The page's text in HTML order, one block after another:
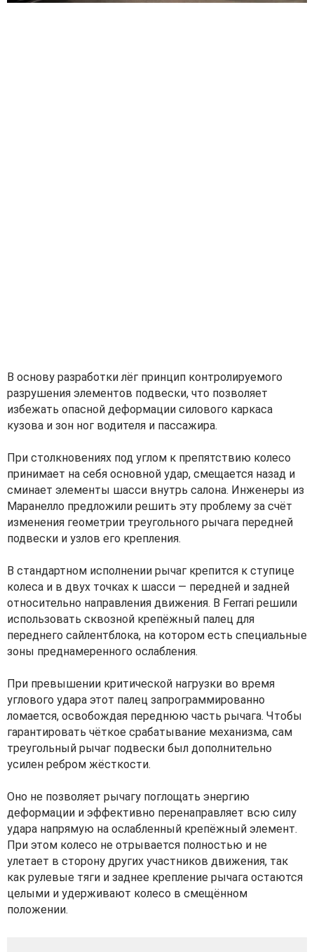
В основу разработки лёг принцип контролируемого
разрушения элементов подвески, что позволяет
избежать опасной деформации силового каркаса
кузова и зон ног водителя и пассажира.
При столкновениях под углом к препятствию колесо
принимает на себя основной удар, смещается назад и
сминает элементы шасси внутрь салона. Инженеры из
Маранелло предложили решить эту проблему за счёт
изменения геометрии треугольного рычага передней
подвески и узлов его крепления.
В стандартном исполнении рычаг крепится к ступице
колеса и в двух точках к шасси — передней и задней
относительно направления движения. В Ferrari решили
использовать сквозной крепёжный палец для
переднего сайлентблока, на котором есть специальные
зоны преднамеренного ослабления.
При превышении критической нагрузки во время
углового удара этот палец запрограммированно
ломается, освобождая переднюю часть рычага. Чтобы
гарантировать чёткое срабатывание механизма, сам
треугольный рычаг подвески был дополнительно
усилен ребром жёсткости.
Оно не позволяет рычагу поглощать энергию
деформации и эффективно перенаправляет всю силу
удара напрямую на ослабленный крепёжный элемент.
При этом колесо не отрывается полностью и не
улетает в сторону других участников движения, так
как рулевые тяги и заднее крепление рычага остаются
целыми и удерживают колесо в смещённом
положении.